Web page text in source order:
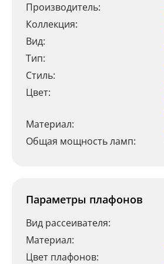
Производитель:
Коллекция:
Вид:
Тип:
Стиль:
Цвет:
Материал:
Общая мощность ламп:
Параметры плафонов
Вид рассеивателя:
Материал:
Цвет плафонов: